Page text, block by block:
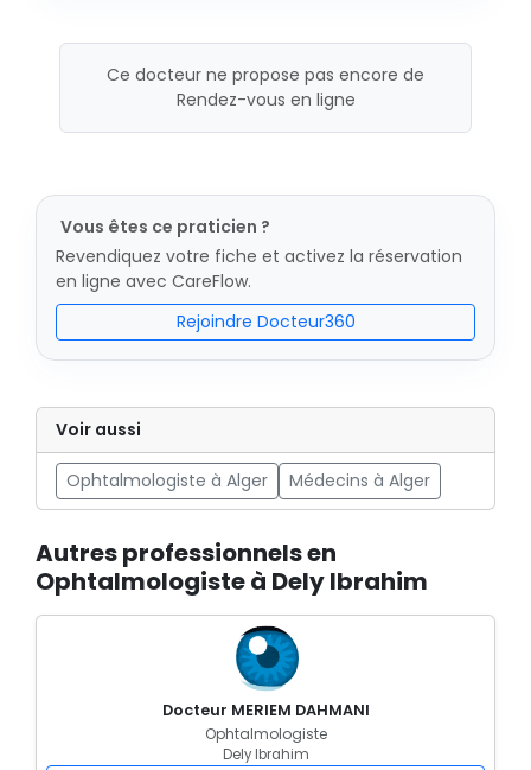
Ce docteur ne propose pas encore de
Rendez-vous en ligne
Vous êtes ce praticien ?
Revendiquez votre fiche et activez la réservation
en ligne avec CareFlow.
Rejoindre Docteur360
Voir aussi
Ophtalmologiste à Alger Médecins à Alger
Autres professionnels en
Ophtalmologiste à Dely Ibrahim
Docteur MERIEM DAHMANI
Ophtalmologiste
Dely Ibrahim